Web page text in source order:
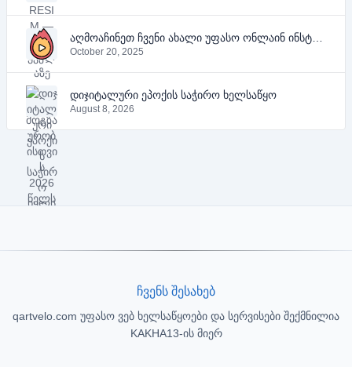
October 20, 2025
დიჯიტალური ეპოქის საჭირო ხელსაწყო
August 8, 2026
ჩვენს შესახებ
qartvelo.com უფასო ვებ ხელსაწყოები და სერვისები შექმნილია
KAKHA13-ის მიერ